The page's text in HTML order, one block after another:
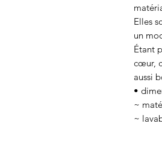
Elles
un
Étant
cœur,
aussi
•
~
~